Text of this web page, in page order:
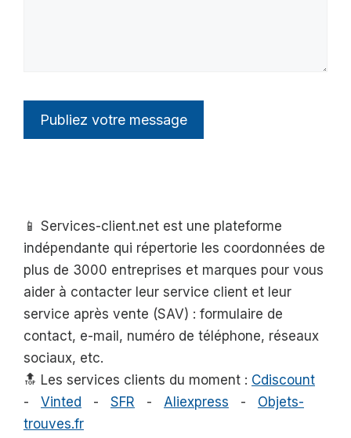
📱 Services-client.net est une plateforme
indépendante qui répertorie les coordonnées de
plus de 3000 entreprises et marques pour vous
aider à contacter leur service client et leur
service après vente (SAV) : formulaire de
contact, e-mail, numéro de téléphone, réseaux
sociaux, etc.
🔝 Les services clients du moment : Cdiscount
- Vinted - SFR - Aliexpress - Objets-
trouves.fr